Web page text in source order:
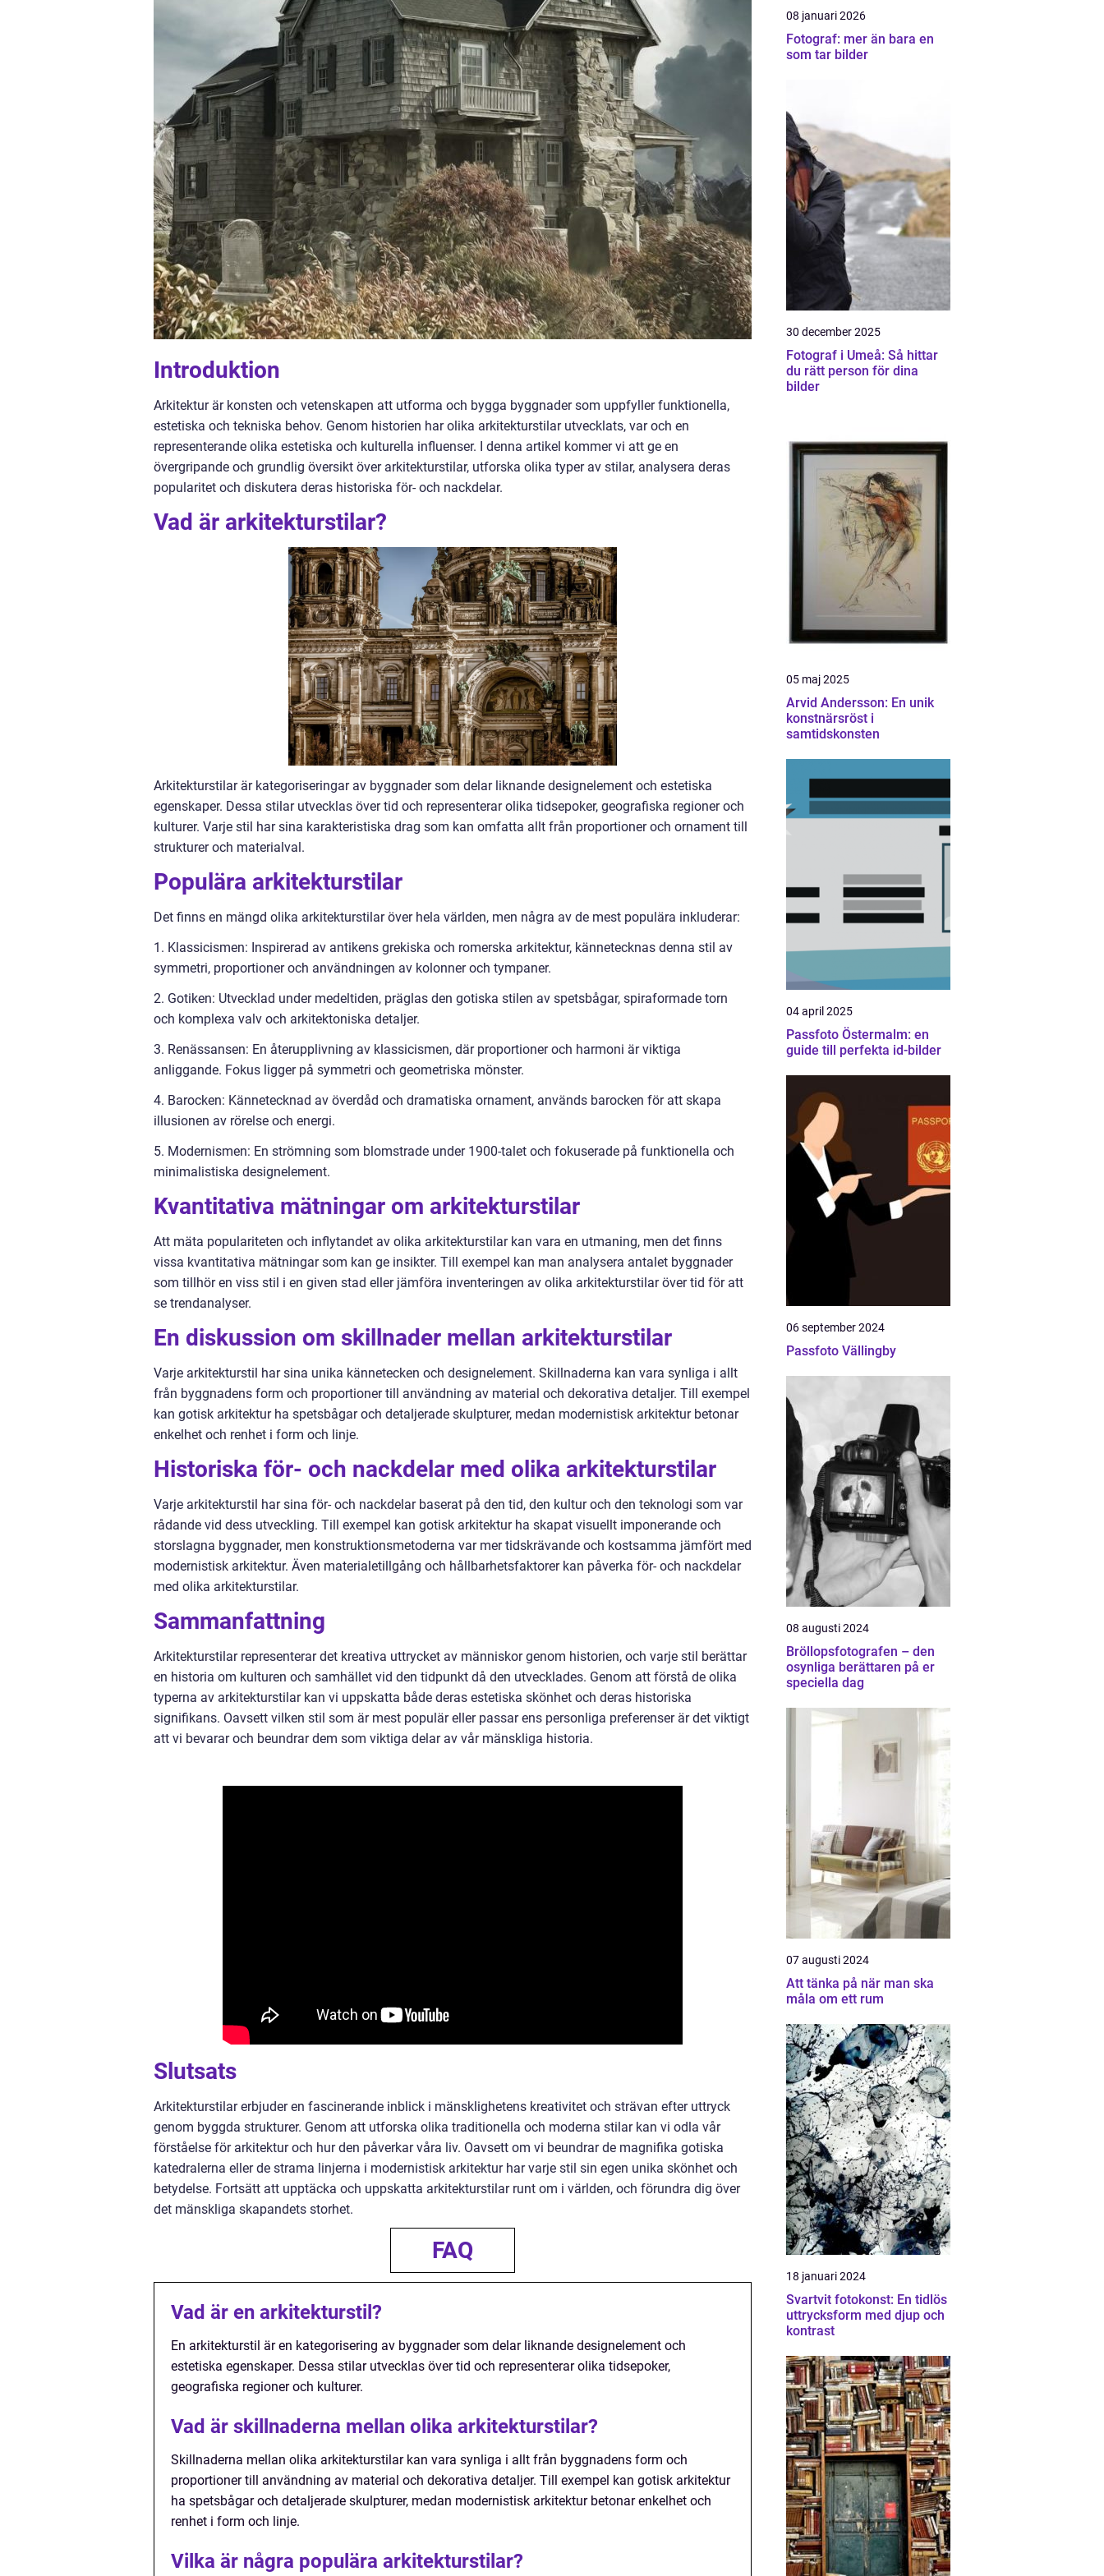
Introduktion
Arkitektur är konsten och vetenskapen att utforma och bygga byggnader som uppfyller funktionella,
estetiska och tekniska behov. Genom historien har olika arkitekturstilar utvecklats, var och en
representerande olika estetiska och kulturella influenser. I denna artikel kommer vi att ge en
övergripande och grundlig översikt över arkitekturstilar, utforska olika typer av stilar, analysera deras
popularitet och diskutera deras historiska för- och nackdelar.
Vad är arkitekturstilar?
Arkitekturstilar är kategoriseringar av byggnader som delar liknande designelement och estetiska
egenskaper. Dessa stilar utvecklas över tid och representerar olika tidsepoker, geografiska regioner och
kulturer. Varje stil har sina karakteristiska drag som kan omfatta allt från proportioner och ornament till
strukturer och materialval.
Populära arkitekturstilar
Det finns en mängd olika arkitekturstilar över hela världen, men några av de mest populära inkluderar:
1. Klassicismen: Inspirerad av antikens grekiska och romerska arkitektur, kännetecknas denna stil av
symmetri, proportioner och användningen av kolonner och tympaner.
2. Gotiken: Utvecklad under medeltiden, präglas den gotiska stilen av spetsbågar, spiraformade torn
och komplexa valv och arkitektoniska detaljer.
3. Renässansen: En återupplivning av klassicismen, där proportioner och harmoni är viktiga
anliggande. Fokus ligger på symmetri och geometriska mönster.
4. Barocken: Kännetecknad av överdåd och dramatiska ornament, används barocken för att skapa
illusionen av rörelse och energi.
5. Modernismen: En strömning som blomstrade under 1900-talet och fokuserade på funktionella och
minimalistiska designelement.
Kvantitativa mätningar om arkitekturstilar
Att mäta populariteten och inflytandet av olika arkitekturstilar kan vara en utmaning, men det finns
vissa kvantitativa mätningar som kan ge insikter. Till exempel kan man analysera antalet byggnader
som tillhör en viss stil i en given stad eller jämföra inventeringen av olika arkitekturstilar över tid för att
se trendanalyser.
En diskussion om skillnader mellan arkitekturstilar
Varje arkitekturstil har sina unika kännetecken och designelement. Skillnaderna kan vara synliga i allt
från byggnadens form och proportioner till användning av material och dekorativa detaljer. Till exempel
kan gotisk arkitektur ha spetsbågar och detaljerade skulpturer, medan modernistisk arkitektur betonar
enkelhet och renhet i form och linje.
Historiska för- och nackdelar med olika arkitekturstilar
Varje arkitekturstil har sina för- och nackdelar baserat på den tid, den kultur och den teknologi som var
rådande vid dess utveckling. Till exempel kan gotisk arkitektur ha skapat visuellt imponerande och
storslagna byggnader, men konstruktionsmetoderna var mer tidskrävande och kostsamma jämfört med
modernistisk arkitektur. Även materialetillgång och hållbarhetsfaktorer kan påverka för- och nackdelar
med olika arkitekturstilar.
Sammanfattning
Arkitekturstilar representerar det kreativa uttrycket av människor genom historien, och varje stil berättar
en historia om kulturen och samhället vid den tidpunkt då den utvecklades. Genom att förstå de olika
typerna av arkitekturstilar kan vi uppskatta både deras estetiska skönhet och deras historiska
signifikans. Oavsett vilken stil som är mest populär eller passar ens personliga preferenser är det viktigt
att vi bevarar och beundrar dem som viktiga delar av vår mänskliga historia.
Slutsats
Arkitekturstilar erbjuder en fascinerande inblick i mänsklighetens kreativitet och strävan efter uttryck
genom byggda strukturer. Genom att utforska olika traditionella och moderna stilar kan vi odla vår
förståelse för arkitektur och hur den påverkar våra liv. Oavsett om vi beundrar de magnifika gotiska
katedralerna eller de strama linjerna i modernistisk arkitektur har varje stil sin egen unika skönhet och
betydelse. Fortsätt att upptäcka och uppskatta arkitekturstilar runt om i världen, och förundra dig över
det mänskliga skapandets storhet.
FAQ
Vad är en arkitekturstil?
En arkitekturstil är en kategorisering av byggnader som delar liknande designelement och
estetiska egenskaper. Dessa stilar utvecklas över tid och representerar olika tidsepoker,
geografiska regioner och kulturer.
Vad är skillnaderna mellan olika arkitekturstilar?
Skillnaderna mellan olika arkitekturstilar kan vara synliga i allt från byggnadens form och
proportioner till användning av material och dekorativa detaljer. Till exempel kan gotisk arkitektur
ha spetsbågar och detaljerade skulpturer, medan modernistisk arkitektur betonar enkelhet och
renhet i form och linje.
Vilka är några populära arkitekturstilar?
08 januari 2026
Fotograf: mer än bara en
som tar bilder
30 december 2025
Fotograf i Umeå: Så hittar
du rätt person för dina
bilder
05 maj 2025
Arvid Andersson: En unik
konstnärsröst i
samtidskonsten
04 april 2025
Passfoto Östermalm: en
guide till perfekta id-bilder
06 september 2024
Passfoto Vällingby
08 augusti 2024
Bröllopsfotografen – den
osynliga berättaren på er
speciella dag
07 augusti 2024
Att tänka på när man ska
måla om ett rum
18 januari 2024
Svartvit fotokonst: En tidlös
uttrycksform med djup och
kontrast